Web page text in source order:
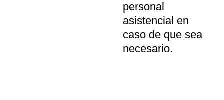
personal
asistencial en
caso de que sea
necesario.